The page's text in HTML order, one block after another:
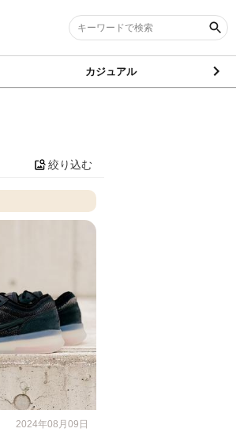
カジュアル
絞り込む
2024年08月09日